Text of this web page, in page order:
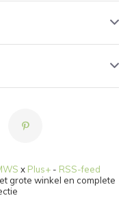
x Plus+ - RSS-feed
grote winkel en complete